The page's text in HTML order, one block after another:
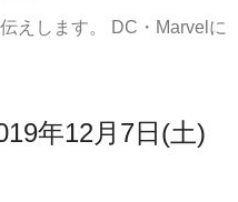
えします。 DC・Marvelに
年12月7日(土)